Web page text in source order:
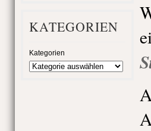
KATEGORIEN
Kategorien